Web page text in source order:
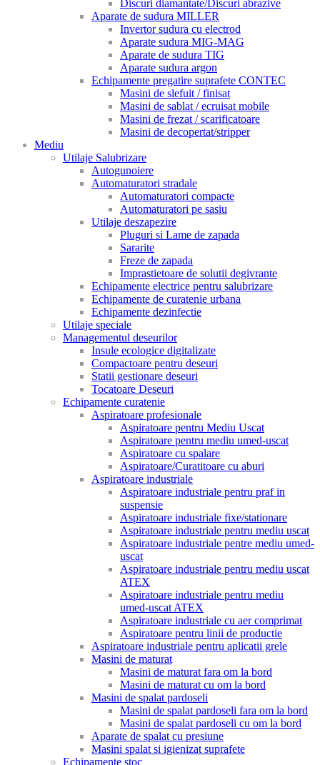
Discuri diamantate/Discuri abrazive
Aparate de sudura MILLER
Invertor sudura cu electrod
Aparate sudura MIG-MAG
Aparate de sudura TIG
Aparate sudura argon
Echipamente pregatire suprafete CONTEC
Masini de slefuit / finisat
Masini de sablat / ecruisat mobile
Masini de frezat / scarificatoare
Masini de decopertat/stripper
Mediu
Utilaje Salubrizare
Autogunoiere
Automaturatori stradale
Automaturatori compacte
Automaturatori pe sasiu
Utilaje deszapezire
Pluguri si Lame de zapada
Sararite
Freze de zapada
Imprastietoare de solutii degivrante
Echipamente electrice pentru salubrizare
Echipamente de curatenie urbana
Echipamente dezinfectie
Utilaje speciale
Managementul deseurilor
Insule ecologice digitalizate
Compactoare pentru deseuri
Statii gestionare deseuri
Tocatoare Deseuri
Echipamente curatenie
Aspiratoare profesionale
Aspiratoare pentru Mediu Uscat
Aspiratoare pentru mediu umed-uscat
Aspiratoare cu spalare
Aspiratoare/Curatitoare cu aburi
Aspiratoare industriale
Aspiratoare industriale pentru praf in
suspensie
Aspiratoare industriale fixe/stationare
Aspiratoare industriale pentru mediu uscat
Aspiratoare industriale pentre mediu umed-
uscat
Aspiratoare industriale pentru mediu uscat
ATEX
Aspiratoare industriale pentru mediu
umed-uscat ATEX
Aspiratoare industriale cu aer comprimat
Aspiratoare pentru linii de productie
Aspiratoare industriale pentru aplicatii grele
Masini de maturat
Masini de maturat fara om la bord
Masini de maturat cu om la bord
Masini de spalat pardoseli
Masini de spalat pardoseli fara om la bord
Masini de spalat pardoseli cu om la bord
Aparate de spalat cu presiune
Masini spalat si igienizat suprafete
Echipamente stoc